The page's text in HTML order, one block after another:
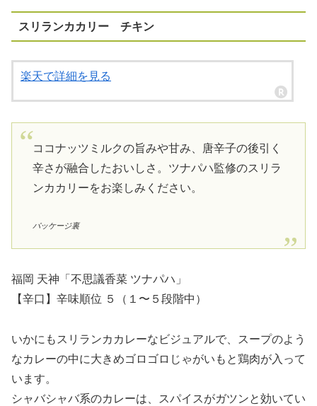
スリランカカリー チキン
楽天で詳細を見る
ココナッツミルクの旨みや甘み、唐辛子の後引く
辛さが融合したおいしさ。ツナパハ監修のスリラ
ンカカリーをお楽しみください。
パッケージ裏
福岡 天神「不思議香菜 ツナパハ」
【辛口】辛味順位 ５（１〜５段階中）
いかにもスリランカカレーなビジュアルで、スープのよう
なカレーの中に大きめゴロゴロじゃがいもと鶏肉が入って
います。
シャバシャバ系のカレーは、スパイスがガツンと効いてい